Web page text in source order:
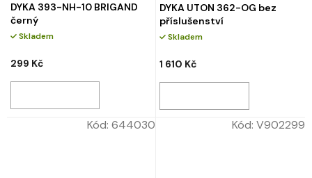
DYKA 393-NH-10 BRIGAND
černý
Skladem
299 Kč
DYKA UTON 362-OG bez
příslušenství
Skladem
1 610 Kč
Kód: 644030 Kód: V902299